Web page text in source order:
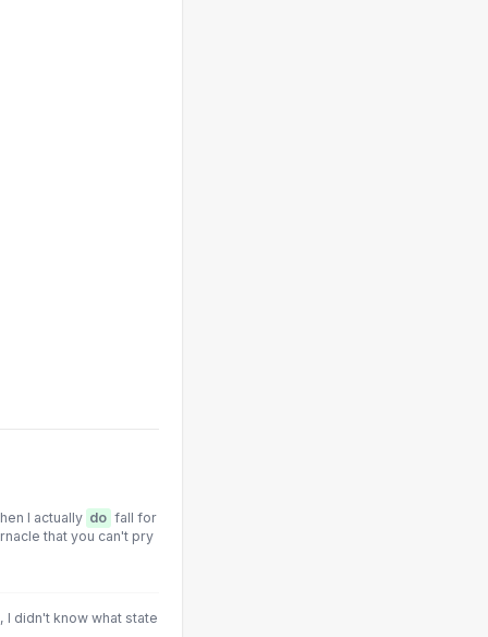
I actually do fall for
that you can't pry
I didn't know what state